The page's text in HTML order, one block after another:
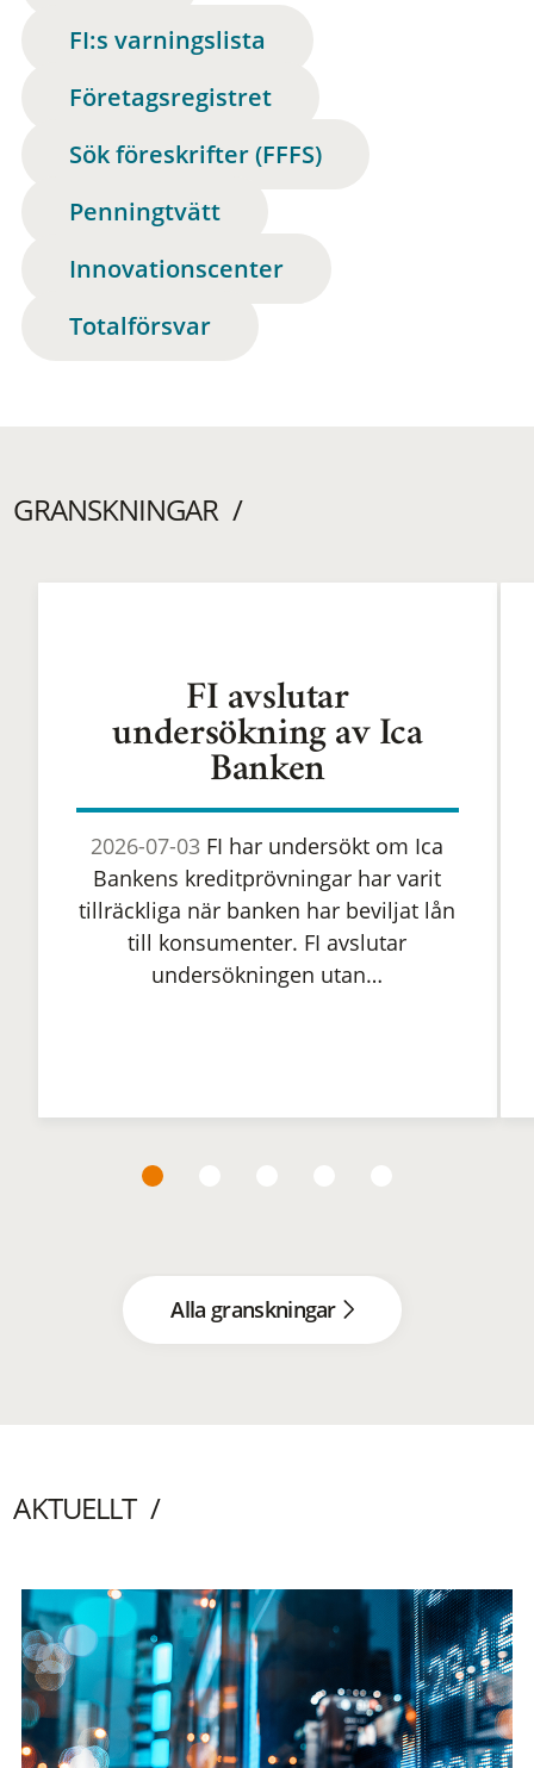
FI:s varningslista
Företagsregistret
Sök föreskrifter (FFFS)
Penningtvätt
Innovationscenter
Totalförsvar
GRANSKNINGAR
FI avslutar
undersökning av Ica
Banken
2026-07-03 FI har undersökt om Ica
Bankens kreditprövningar har varit
tillräckliga när banken har beviljat lån
till konsumenter. FI avslutar
undersökningen utan…
Alla granskningar
AKTUELLT